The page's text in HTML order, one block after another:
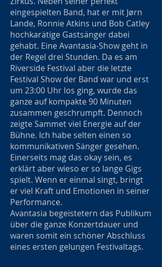
eingespielten Band, hat er mit Jørn
Lande, Ronnie Atkins und Bob Catley
hochkarätige Gastsänger dabei
gehabt. Eine Avantasia-Show geht in
der Regel drei Stunden. Da es am
Riverside Festival aber die letzte
Festival Show der Band war und erst
um 23:00 Uhr los ging, wurde das
ganze auf kompakte 90 Minuten
zusammen geschrumpft. Dennoch
zeigte Sammet viel Energie auf der
Bühne. Ich habe selten einen so
kommunikativen Sänger gesehen.
Einerseits mag das okay sein, es
erklärt aber wieso er so lange Gigs
spielt. Wenn er einmal singt, bringt
er viel Kraft und Emotionen in seiner
Performance.
Avantasia begeistetern das Publikum
über die ganze Konzertdauer und
waren somit ein schöner Abschluss
eines ersten gelungen Festivaltags.